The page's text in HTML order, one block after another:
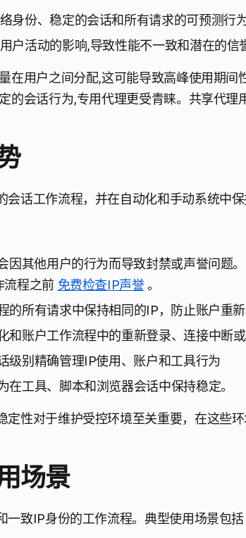
身份、稳定的会话和所有请求的可预测行为
户活动的影响,导致性能不一致和潜在的信
在用户之间分配,这可能导致高峰使用期间
的会话行为,专用代理更受青睐。共享代理
话工作流程，并在自动化和手动系统中保
因其他用户的行为而导致封禁或声誉问题
流程之前 免费检查IP声誉。
所有请求中保持相同的IP，防止账户重新
和账户工作流程中的重新登录、连接中断或
级别精确管理IP使用、账户和工具行为
在工具、脚本和浏览器会话中保持稳定。
定性对于维护受控环境至关重要，在这些
场景
致IP身份的工作流程。典型使用场景包括